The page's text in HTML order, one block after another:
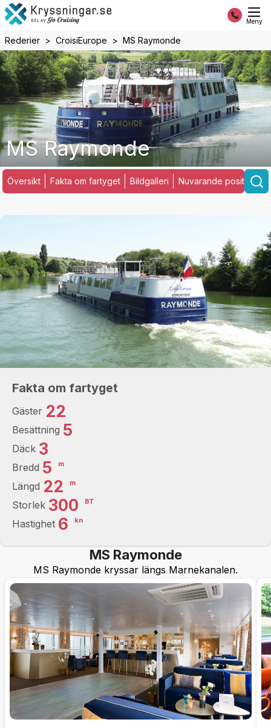
Meny
Rederier CroisiEurope MS Raymonde
MS Raymonde
Översikt Fakta om fartyget Bildgalleri Nuvarande position
Fakta om fartyget
Gäster 22
Besättning 5
Däck 3
Bredd 5 m
Längd 22 m
Storlek 300 BT
Hastighet 6 kn
MS Raymonde
MS Raymonde kryssar längs Marnekanalen.